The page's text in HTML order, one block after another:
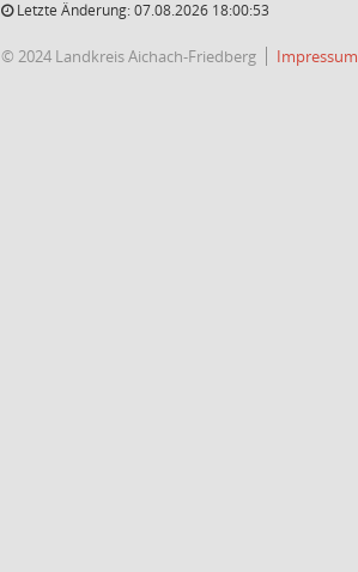
Letzte Änderung: 07.08.2026 18:00:53
© 2024 Landkreis Aichach-Friedberg Impressum